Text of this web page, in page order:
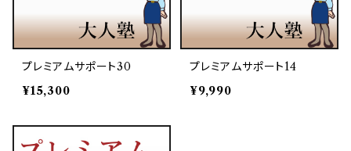
プレミアムサポート30
¥15,300
プレミアムサポート14
¥9,990